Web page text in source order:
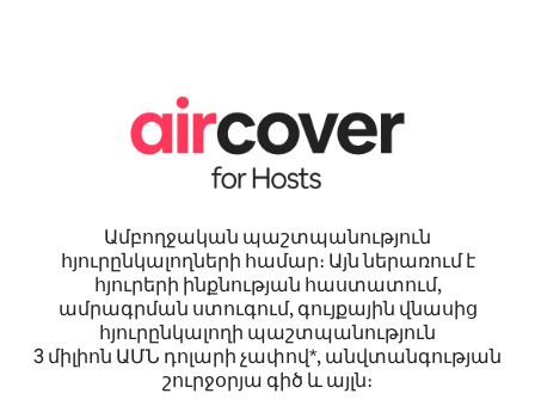
Ամբողջական պաշտպանություն
հյուրընկալողների համար։ Այն ներառում է
հյուրերի ինքնության հաստատում,
ամրագրման ստուգում, գույքային վնասից
հյուրընկալողի պաշտպանություն
3 միլիոն ԱՄՆ դոլարի չափով*, անվտանգության
շուրջօրյա գիծ և այլն։